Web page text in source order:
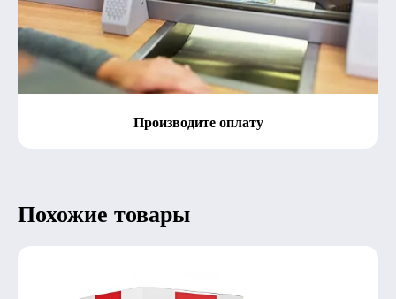
Производите оплату
Похожие товары